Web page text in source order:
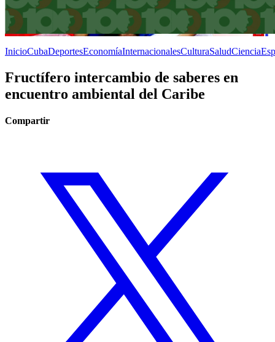
InicioCubaDeportesEconomíaInternacionalesCulturaSaludCiencia
Fructífero intercambio de saberes en
encuentro ambiental del Caribe
Compartir